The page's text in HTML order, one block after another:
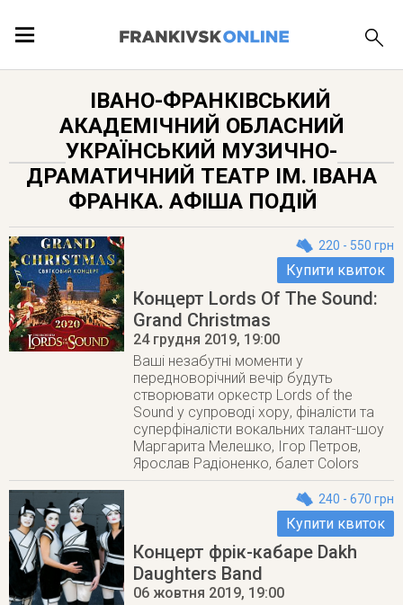
ЛОКАЦІЇ
ПУБЛІКАЦІЇ
ІВАНО-ФРАНКІВСЬКИЙ
АКАДЕМІЧНИЙ ОБЛАСНИЙ
УКРАЇНСЬКИЙ МУЗИЧНО-
ДРАМАТИЧНИЙ ТЕАТР ІМ. ІВАНА
ФРАНКА. АФІША ПОДІЙ
220 - 550 грн
Купити квиток
Концерт Lords Of The Sound:
Grand Christmas
24 грудня 2019, 19:00
Ваші незабутні моменти у
передноворічний вечір будуть
створювати оркестр Lords of the
Sound у супроводі хору, фіналісти та
суперфіналісти вокальних талант-шоу
Маргарита Мелешко, Ігор Петров,
Ярослав Радіоненко, балет Colors
240 - 670 грн
Купити квиток
Концерт фрік-кабаре Dakh
Daughters Band
06 жовтня 2019, 19:00